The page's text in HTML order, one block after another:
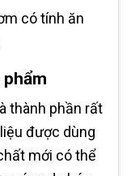
có tính ăn
thành phần rất
được dùng
mới có thể